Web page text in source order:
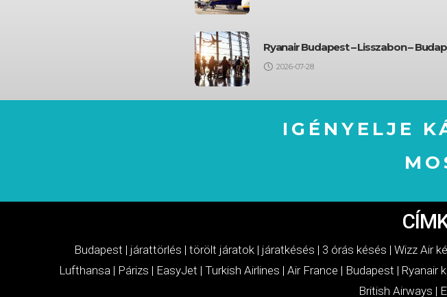
Ryanair Budapest – Lisszabon –
2026-07-28
IGÉNYELJE
Budapest | járattörlés | törölt járatok | járatkésés | 3 órás késés | Wizz Air
Lufthansa| Párizs | EasyJet | Turkish Airlines | Air France | Budapest | Ryanair
British Airways |